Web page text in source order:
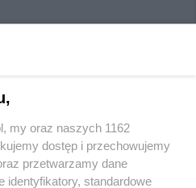
my oraz naszych 1162
dostęp i przechowujemy
przetwarzamy dane
identyfikatory, standardowe